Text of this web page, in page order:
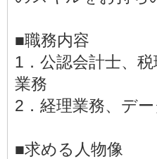
■職務内容
1．公認会計士、
業務
2．経理業務、デ
■求める人物像